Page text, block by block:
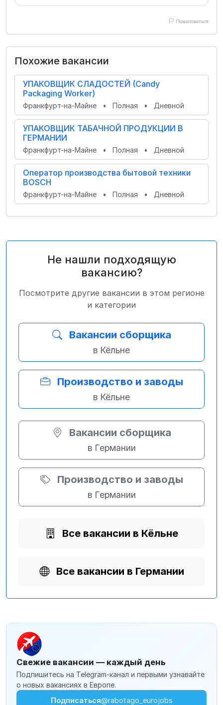
Пожаловаться
Похожие вакансии
УПАКОВЩИК СЛАДОСТЕЙ (Candy
Packaging Worker)
Франкфурт-на-Майне • Полная • Дневной
УПАКОВЩИК ТАБАЧНОЙ ПРОДУКЦИИ В
ГЕРМАНИИ
Франкфурт-на-Майне • Полная • Дневной
Оператор производства бытовой техники
BOSCH
Франкфурт-на-Майне • Полная • Дневной
Не нашли подходящую
вакансию?
Посмотрите другие вакансии в этом регионе
и категории
Вакансии сборщика
в Кёльне
Производство и заводы
в Кёльне
Вакансии сборщика
в Германии
Производство и заводы
в Германии
Все вакансии в Кёльне
Все вакансии в Германии
Свежие вакансии — каждый день
Подпишитесь на Telegram-канал и первыми узнавайте
о новых вакансиях в Европе.
Подписаться@rabotago_eurojobs